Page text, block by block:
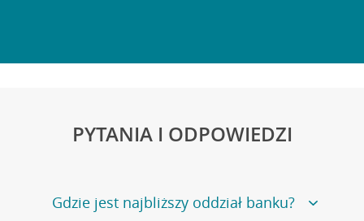
PYTANIA I ODPOWIEDZI
Gdzie jest najbliższy oddział banku?